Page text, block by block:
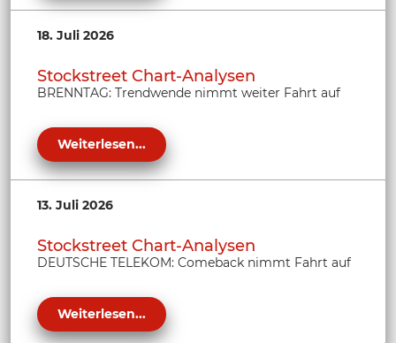
18. Juli 2026
Stockstreet Chart-Analysen
BRENNTAG: Trendwende nimmt weiter Fahrt auf
Weiterlesen...
13. Juli 2026
Stockstreet Chart-Analysen
DEUTSCHE TELEKOM: Comeback nimmt Fahrt auf
Weiterlesen...